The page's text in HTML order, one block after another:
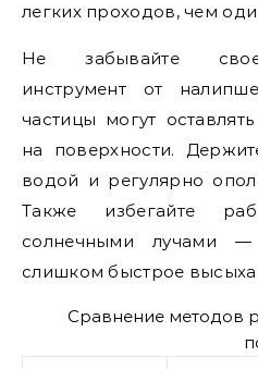
легких проходов, чем
Не забывайте
инструмент от
частицы могут
на поверхности.
водой и регулярно
Также избегайте
солнечными лучами
слишком быстрое
Сравнение методов